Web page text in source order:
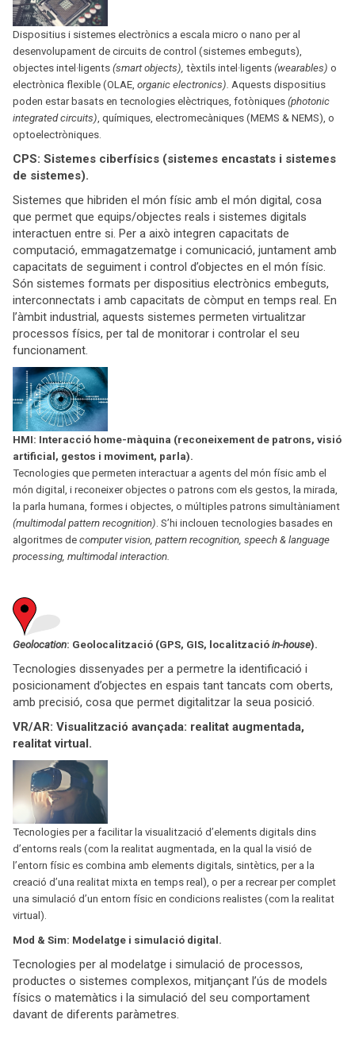
Dispositius i sistemes electrònics a escala micro o nano per al
desenvolupament de circuits de control (sistemes embeguts),
objectes intel·ligents (smart objects), tèxtils intel·ligents (wearables) o
electrònica flexible (OLAE, organic electronics). Aquests dispositius
poden estar basats en tecnologies elèctriques, fotòniques (photonic
integrated circuits), químiques, electromecàniques (MEMS & NEMS), o
optoelectròniques.
CPS: Sistemes ciberfísics (sistemes encastats i sistemes
de sistemes).
Sistemes que hibriden el món físic amb el món digital, cosa
que permet que equips/objectes reals i sistemes digitals
interactuen entre si. Per a això integren capacitats de
computació, emmagatzematge i comunicació, juntament amb
capacitats de seguiment i control d’objectes en el món físic.
Són sistemes formats per dispositius electrònics embeguts,
interconnectats i amb capacitats de còmput en temps real. En
l’àmbit industrial, aquests sistemes permeten virtualitzar
processos físics, per tal de monitorar i controlar el seu
funcionament.
HMI: Interacció home-màquina (reconeixement de patrons, visió
artificial, gestos i moviment, parla).
Tecnologies que permeten interactuar a agents del món físic amb el
món digital, i reconeixer objectes o patrons com els gestos, la mirada,
la parla humana, formes i objectes, o múltiples patrons simultàniament
(multimodal pattern recognition) . S’hi inclouen tecnologies basades en
algoritmes de computer vision, pattern recognition, speech & language
processing, multimodal interaction.
Geolocation: Geolocalització (GPS, GIS, localització in-house).
Tecnologies dissenyades per a permetre la identificació i
posicionament d’objectes en espais tant tancats com oberts,
amb precisió, cosa que permet digitalitzar la seua posició.
VR/AR: Visualització avançada: realitat augmentada,
realitat virtual.
Tecnologies per a facilitar la visualització d’elements digitals dins
d’entorns reals (com la realitat augmentada, en la qual la visió de
l’entorn físic es combina amb elements digitals, sintètics, per a la
creació d’una realitat mixta en temps real), o per a recrear per complet
una simulació d’un entorn físic en condicions realistes (com la realitat
virtual).
Mod & Sim: Modelatge i simulació digital.
Tecnologies per al modelatge i simulació de processos,
productes o sistemes complexos, mitjançant l’ús de models
físics o matemàtics i la simulació del seu comportament
davant de diferents paràmetres.